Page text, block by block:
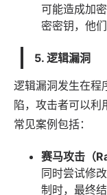
可能造成加
密密钥，他
5. 逻辑漏洞
逻辑漏洞发生在程
陷，攻击者可以利
常见案例包括：
赛马攻击（
同时尝试修
制时，最终